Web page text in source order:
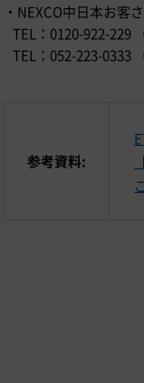
・NEXCO中日本お客
TEL：0120-922-229
TEL：052-223-0333
参考資料: